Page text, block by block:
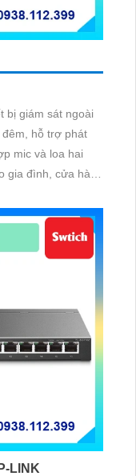
bị giám sát ngoài
hỗ trợ phát
mic và loa hai
gia đình, cửa hàng
LINK